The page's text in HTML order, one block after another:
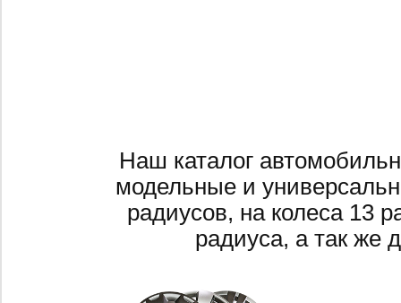
Наш каталог
модельные и
радиусов, на колеса 13
радиуса, а так же